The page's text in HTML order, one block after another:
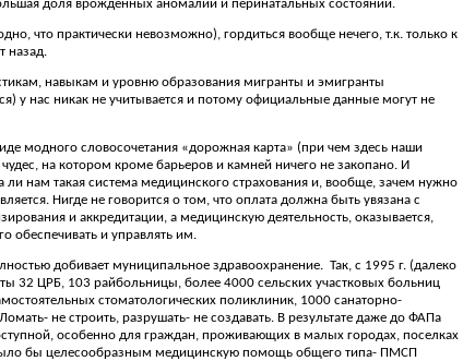
доля врожденных аномалий и перинатальных состояний.
что практически невозможно), гордиться вообще нечего, т.к. только к
назад.
навыкам и уровню образования мигранты и эмигранты
у нас никак не учитывается и потому официальные данные могут не
модного словосочетания «дорожная карта» (при чем здесь наши
на котором кроме барьеров и камней ничего не закопано. И
такая система медицинского страхования и, вообще, зачем нужно
Нигде не говорится о том, что оплата должна быть увязана с
и аккредитации, а медицинскую деятельность, оказывается,
обеспечивать и управлять им.
добивает муниципальное здравоохранение. Так, с 1995 г. (далеко
32 ЦРБ, 103 райбольницы, более 4000 сельских участковых больниц
стоматологических поликлиник, 1000 санаторно-
не строить, разрушать- не создавать. В результате даже до ФАПа
особенно для граждан, проживающих в малых городах, поселках
было бы целесообразным медицинскую помощь общего типа- ПМСП